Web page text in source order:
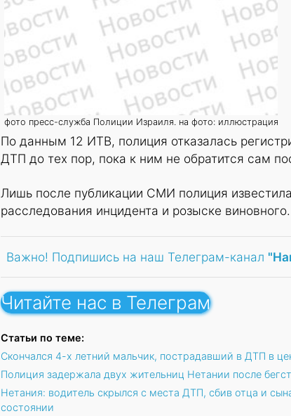
фото пресс-служба Полиции Израиля. на фото: иллюстрация
По данным 12 ИТВ, полиция отказалась
ДТП до тех пор, пока к ним не обратится сам
Лишь после публикации СМИ полиция
расследования инцидента и розыске виновного.
Важно! Подпишись на наш Телеграм-канал
Читайте нас в Телеграм
Статьи по теме:
Скончался 4-х летний мальчик, пострадавший в ДТП в
Полиция задержала двух жительниц Нетании после
Нетания: водитель скрылся с места ДТП, сбив отца и
состоянии